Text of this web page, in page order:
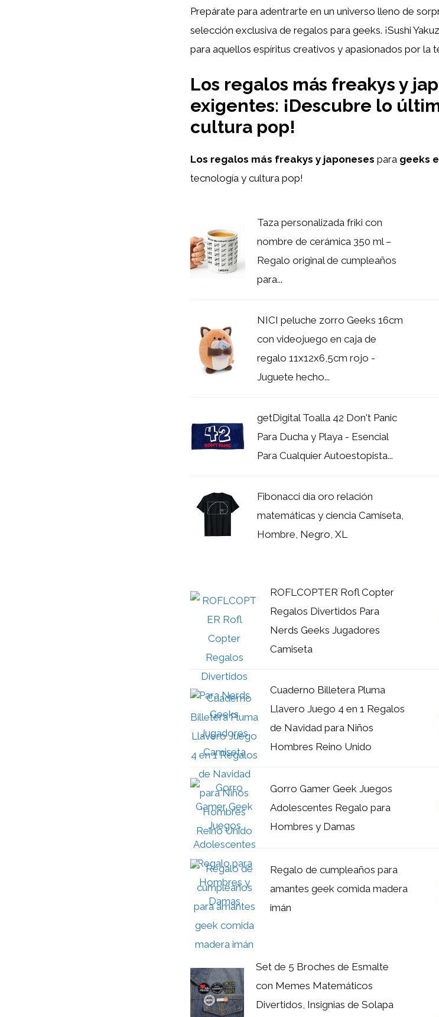
Prepárate para adentrarte en un universo lleno de
selección exclusiva de regalos para geeks. ¡Sushi
para aquellos espíritus creativos y apasionados por la
Los regalos más freakys y
exigentes: ¡Descubre lo
cultura pop!
Los regalos más freakys y japoneses para geeks
tecnología y cultura pop!
Taza personalizada friki con
nombre de cerámica 350 ml –
Regalo original de cumpleaños
para...
NICI peluche zorro Geeks 16cm
con videojuego en caja de
regalo 11x12x6,5cm rojo -
Juguete hecho...
getDigital Toalla 42 Don't Panic
Para Ducha y Playa - Esencial
Para Cualquier Autoestopista...
Fibonacci día oro relación
matemáticas y ciencia Camiseta,
Hombre, Negro, XL
ROFLCOPTER Rofl Copter
Regalos Divertidos Para
Nerds Geeks Jugadores
Camiseta
Cuaderno Billetera Pluma
Llavero Juego 4 en 1 Regalos
de Navidad para Niños
Hombres Reino Unido
Gorro Gamer Geek Juegos
Adolescentes Regalo para
Hombres y Damas
Regalo de cumpleaños para
amantes geek comida madera
imán
Set de 5 Broches de Esmalte
con Memes Matemáticos
Divertidos, Insignias de Solapa